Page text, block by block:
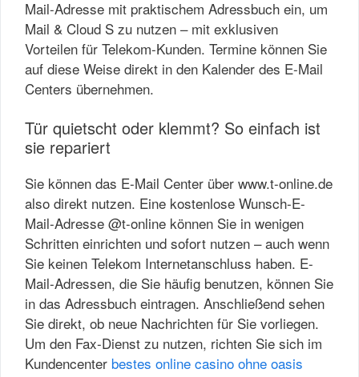
Mail-Adresse mit praktischem Adressbuch ein, um
Mail & Cloud S zu nutzen – mit exklusiven
Vorteilen für Telekom-Kunden. Termine können Sie
auf diese Weise direkt in den Kalender des E-Mail
Centers übernehmen.
Tür quietscht oder klemmt? So einfach ist
sie repariert
Sie können das E-Mail Center über www.t-online.de
also direkt nutzen. Eine kostenlose Wunsch-E-
Mail-Adresse @t-online können Sie in wenigen
Schritten einrichten und sofort nutzen – auch wenn
Sie keinen Telekom Internetanschluss haben. E-
Mail-Adressen, die Sie häufig benutzen, können Sie
in das Adressbuch eintragen. Anschließend sehen
Sie direkt, ob neue Nachrichten für Sie vorliegen.
Um den Fax-Dienst zu nutzen, richten Sie sich im
Kundencenter bestes online casino ohne oasis